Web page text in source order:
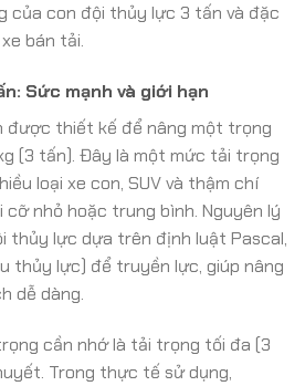
của con đội thủy lực 3 tấn và đặc
bán tải.
Sức mạnh và giới hạn
được thiết kế để nâng một trọng
(3 tấn). Đây là một mức tải trọng
loại xe con, SUV và thậm chí
nhỏ hoặc trung bình. Nguyên lý
thủy lực dựa trên định luật Pascal,
thủy lực) để truyền lực, giúp nâng
dễ dàng.
cần nhớ là tải trọng tối đa (3
Trong thực tế sử dụng,